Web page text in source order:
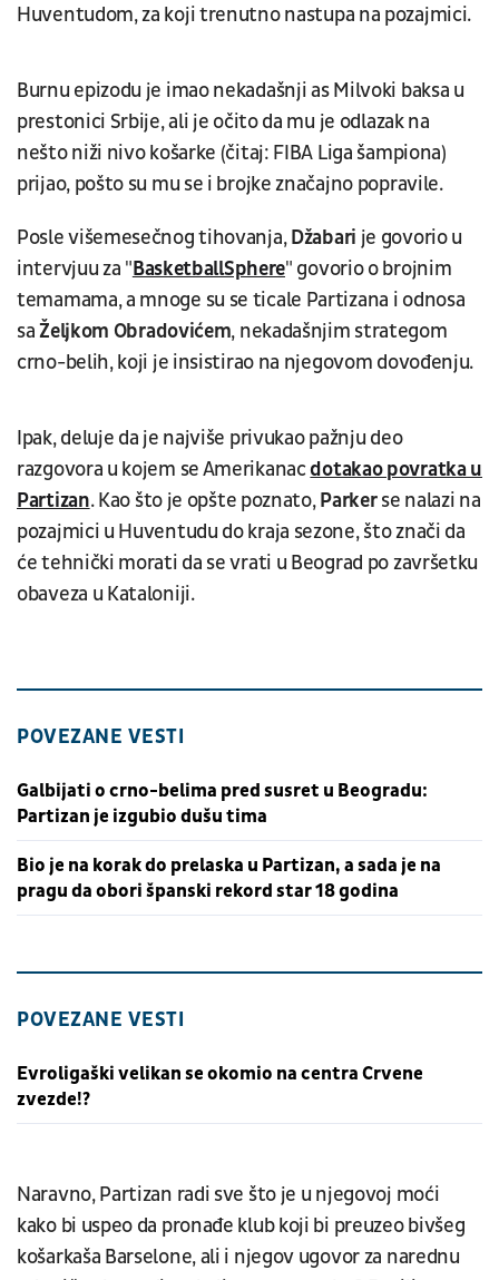
Huventudom, za koji trenutno nastupa na pozajmici.
Burnu epizodu je imao nekadašnji as Milvoki baksa u
prestonici Srbije, ali je očito da mu je odlazak na
nešto niži nivo košarke (čitaj: FIBA Liga šampiona)
prijao, pošto su mu se i brojke značajno popravile.
Posle višemesečnog tihovanja,Džabari je govorio u
intervjuu za "BasketballSphere" govorio o brojnim
temamama, a mnoge su se ticale Partizana i odnosa
saŽeljkom Obradovićem, nekadašnjim strategom
crno-belih, koji je insistirao na njegovom dovođenju.
Ipak, deluje da je najviše privukao pažnju deo
razgovora u kojem se Amerikanacdotakao povratka u
Partizan. Kao što je opšte poznato,Parkerse nalazi na
pozajmici u Huventudu do kraja sezone, što znači da
će tehnički morati da se vrati u Beograd po završetku
obaveza u Kataloniji.
POVEZANE VESTI
Galbijati o crno-belima pred susret u Beogradu:
Partizan je izgubio dušu tima
Bio je na korak do prelaska u Partizan, a sada je na
pragu da obori španski rekord star 18 godina
POVEZANE VESTI
Evroligaški velikan se okomio na centra Crvene
zvezde!?
Naravno, Partizan radi sve što je u njegovoj moći
kako bi uspeo da pronađe klub koji bi preuzeo bivšeg
košarkaša Barselone, ali i njegov ugovor za narednu